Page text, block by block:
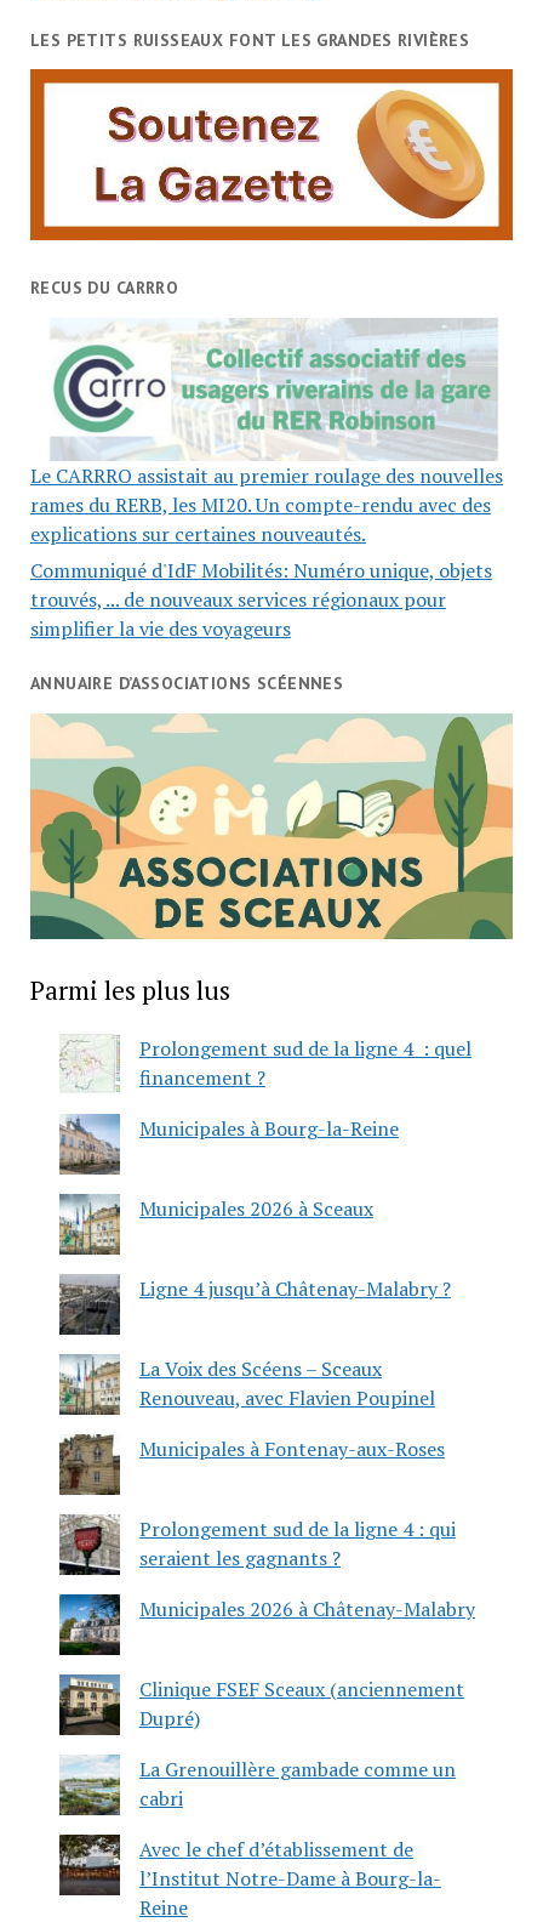
LES PETITS RUISSEAUX FONT LES GRANDES RIVIÈRES
RECUS DU CARRRO
Le CARRRO assistait au premier roulage des nouvelles
rames du RERB, les MI20. Un compte-rendu avec des
explications sur certaines nouveautés.
Communiqué d'IdF Mobilités: Numéro unique, objets
trouvés, ... de nouveaux services régionaux pour
simplifier la vie des voyageurs
ANNUAIRE D’ASSOCIATIONS SCÉENNES
Parmi les plus lus
Prolongement sud de la ligne 4 : quel
financement ?
Municipales à Bourg-la-Reine
Municipales 2026 à Sceaux
Ligne 4 jusqu’à Châtenay-Malabry ?
La Voix des Scéens – Sceaux
Renouveau, avec Flavien Poupinel
Municipales à Fontenay-aux-Roses
Prolongement sud de la ligne 4 : qui
seraient les gagnants ?
Municipales 2026 à Châtenay-Malabry
Clinique FSEF Sceaux (anciennement
Dupré)
La Grenouillère gambade comme un
cabri
Avec le chef d’établissement de
l’Institut Notre-Dame à Bourg-la-
Reine